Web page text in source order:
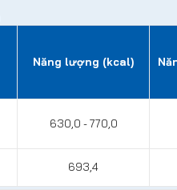
Năng lượng (kcal)
630,0 - 770,0
693,4